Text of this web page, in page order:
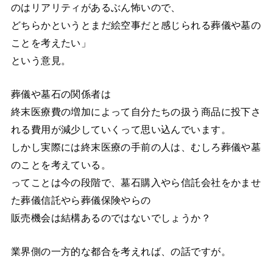
のはリアリティがあるぶん怖いので、
どちらかというとまだ絵空事だと感じられる葬儀や墓の
ことを考えたい」
という意見。
葬儀や墓石の関係者は
終末医療費の増加によって自分たちの扱う商品に投下さ
れる費用が減少していくって思い込んでいます。
しかし実際には終末医療の手前の人は、むしろ葬儀や墓
のことを考えている。
ってことは今の段階で、墓石購入やら信託会社をかませ
た葬儀信託やら葬儀保険やらの
販売機会は結構あるのではないでしょうか？
業界側の一方的な都合を考えれば、の話ですが。